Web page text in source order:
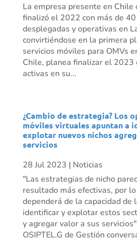
La empresa presente en Chile
finalizó el 2022 con más de
desplegadas y operativas en
convirtiéndose en la primera
servicios móviles para OMVs
Chile, planea finalizar el
activas en su...
¿Cambio de estrategia? Los
móviles virtuales apuntan a
explotar nuevos nichos
servicios
28 Jul 2023 | Noticias
"Las estrategias de nicho
resultado más efectivas, por
dependerá de la capacidad de
identificar y explotar estos
y agregar valor a sus
OSIPTEL.G de Gestión